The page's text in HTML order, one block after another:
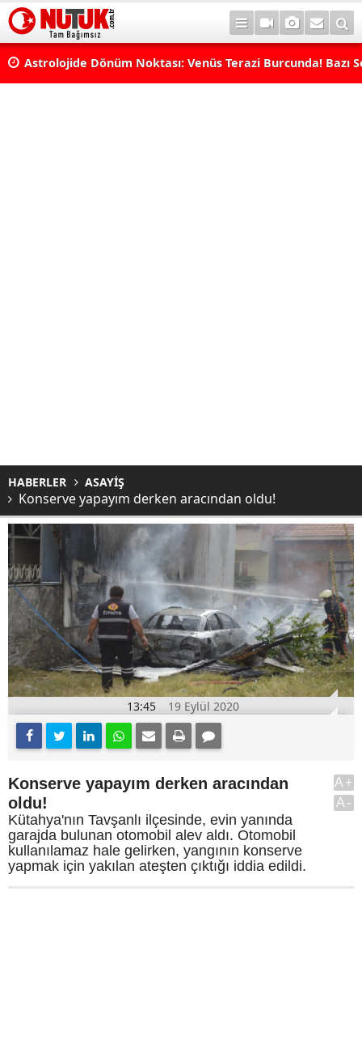
Astrolojide Dönüm Noktası: Venüs Terazi Burcunda! Bazı
HABERLER ASAYİŞ
Konserve yapayım derken aracından oldu!
13:45 19 Eylül 2020
Konserve yapayım derken aracından
oldu!
Kütahya'nın Tavşanlı ilçesinde, evin yanında
garajda bulunan otomobil alev aldı. Otomobil
kullanılamaz hale gelirken, yangının konserve
yapmak için yakılan ateşten çıktığı iddia edildi.
A+
A-